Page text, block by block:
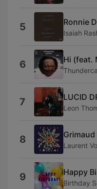
5 Ronnie
Isaiah
6 Hi (feat.
7 LUCID
Leon
8 Grimaud
Laurent
9 Happy
Birthday